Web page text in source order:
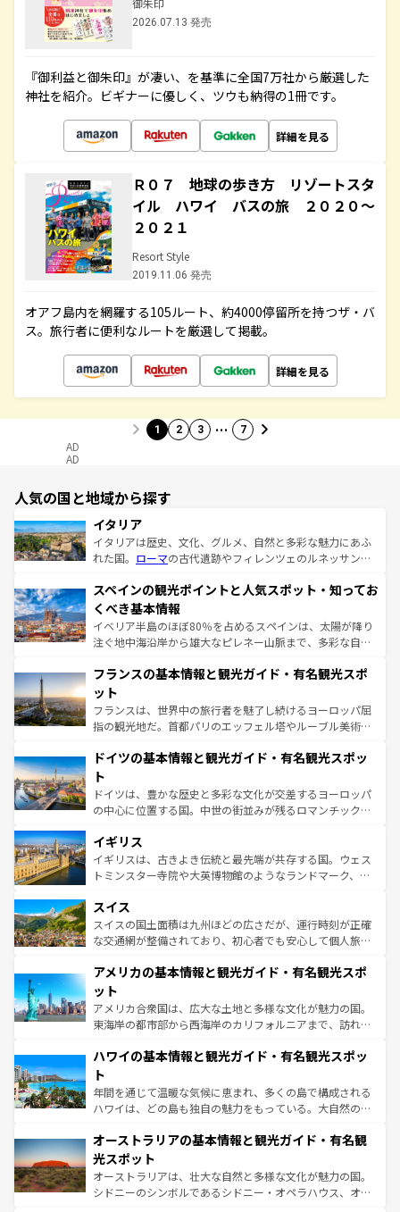
御朱印
2026.07.13 発売
『御利益と御朱印』が凄い、を基準に全国7万社から厳選した
神社を紹介。ビギナーに優しく、ツウも納得の1冊です。
詳細を見る
Ｒ０７ 地球の歩き方 リゾートスタ
イル ハワイ バスの旅 ２０２０～
２０２１
Resort Style
2019.11.06 発売
オアフ島内を網羅する105ルート、約4000停留所を持つザ・バ
ス。旅行者に便利なルートを厳選して掲載。
詳細を見る
1 2 3 … 7
AD
AD
人気の国と地域から探す
イタリア
イタリアは歴史、文化、グルメ、自然と多彩な魅力にあふ
れた国。 ローマの古代遺跡やフィレンツェのルネッサンス
ろん、トスカーナの美しい田園風景やアマルフィ海岸の絶
景など、自然景観も見逃せない。観光の合間には、本場の
ピザやパスタなど、絶品のイタリア料理を堪能することも
できる。朝目覚めてから夜眠るまで、すべての瞬間を楽し
なお、新着のイタリア情報はコンテンツ一覧を参照してほ
しい。
スペインの観光ポイントと人気スポット・知ってお
くべき基本情報
イベリア半島のほぼ80％を占めるスペインは、太陽が降り
注ぐ地中海沿岸から雄大なピレネー山脈まで、多彩な自然
文化が根付くこの国では、情熱的なフラメンコ、熱気あふ
れる闘牛、そして美味しいタパスが生活の一部となってい
る。首都マドリードの洗練された雰囲気や、バルセロナの
アートに溢れた街角から、地方では古代ローマ遺跡や中世
せる。地方によって風土や気候が異なるスペインはその個
ンテンツ一覧 を参照してほしい。
フランスの基本情報と観光ガイド・有名観光スポ
ット
フランスは、世界中の旅行者を魅了し続けるヨーロッパ屈
指の観光地だ。首都パリのエッフェル塔やルーブル美術館
で、幅広い魅力が詰まっている。華麗な宮殿、歴史的な大
聖堂、美しいビーチ、そして豊かな自然が、訪れる者を心
から魅了する。また、フランスは美食の国としても知ら
れ、フランス料理はユネスコ無形文化遺産にも登録されて
香り高いラベンダー畑など、多彩な楽しみ方が可能だ。さ
らに、パリ以外の地域にも魅力が溢れており、どの街角に
も豊かな歴史と文化が息づいている。パリ以外の個性あふ
を参照してほしい。
ドイツの基本情報と観光ガイド・有名観光スポッ
ト
ドイツは、豊かな歴史と多彩な文化が交差するヨーロッパ
の中心に位置する国。中世の街並みが残るロマンチック街
顔を持つこの国は、どこを歩いても飽きることがない。ベ
ルリンの文化的活気、バイエルン州のアルプスの絶景、そ
してライン川沿いのワイン畑といった風景は必見。ビール
は、お酒好きな人にはぜひ体験してほしい。 なお、新着の
ドイツ情報はコンテンツ一覧を参照してほしい。
イギリス
イギリスは、古きよき伝統と最先端が共存する国。ウェス
トミンスター寺院や大英博物館のようなランドマーク、歴
リアごとに異なる魅力がある。また、優雅なアフタヌーン
ティー、ビール好きにはたまらない英国パブ、サッカー観
戦など、本場だからこそできる体験も豊富。イギリスを旅
ンツ一覧を参照してほしい。
スイス
スイスの国土面積は九州ほどの広さだが、運行時刻が正確
な交通網が整備されており、初心者でも安心して個人旅行
の建物がそのまま残る町や、スイスならではのユニークな
博物館もあり、アルプス観光だけでなく町歩きも満喫する
ことができる。国民の所得が高いため物価も高いが、旅行
者向けの交通パス提供のサービスもあり、うまく活用すれ
着のスイス情報はコンテンツ一覧を参照してほしい。
アメリカの基本情報と観光ガイド・有名観光スポ
ット
アメリカ合衆国は、広大な土地と多様な文化が魅力の国。
東海岸の都市部から西海岸のカリフォルニアまで、訪れる
のような巨大都市は、観光、ショッピング、エンターテイ
ンメントが詰まった刺激的なスポットだ。一方、アメリカ
西部には大自然が広がり、グランドキャニオンやイエロー
ストーン国立公園といった絶景が堪能できる。さらに、南
文化が魅力。旅行者はアメリカの各地域で異なる魅力を楽
しみながら、その多様性と豊かな歴史を感じることができ
るだろう。車でのロードトリップや列車の旅も、アメリカ
ならではの贅沢な旅のスタイルだ。 なお、新着のアメリカ
情報は コンテンツ一覧 を参照してほしい。
ハワイの基本情報と観光ガイド・有名観光スポッ
ト
年間を通じて温暖な気候に恵まれ、多くの島で構成される
ハワイは、どの島も独自の魅力をもっている。大自然の神
ワイ島は見逃せない。また、定番の観光地といえばオアフ
島だが、静かな自然を求めるならマウイ島やカウアイ島が
おすすめ。エメラルドグリーンに輝く海をはじめ、豊かな
文化や歴史が息づいている。「アロハスピリット」と呼ば
オーストラリアの基本情報と観光ガイド・有名観
光スポット
オーストラリアは、壮大な自然と多様な文化が魅力の国。
シドニーのシンボルであるシドニー・オペラハウス、オー